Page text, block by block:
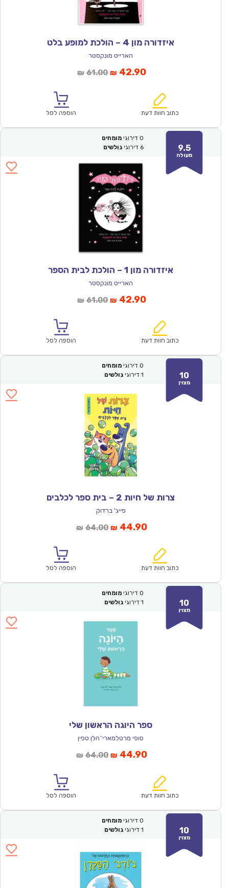
איזדורה מון 4 – הולכת למופע בלט
הארייט מונקסטר
₪ 61.00המחיר
₪61.00.
₪ 42.90המחיר
הוא:
כתוב חוות דעת הוספה לסל
9.5
מעולה
0 דירוגי מומחים
6 דירוגי גולשים
איזדורה מון 1 – הולכת לבית הספר
הארייט מונקסטר
₪ 61.00המחיר
₪61.00.
₪ 42.90המחיר
הוא:
כתוב חוות דעת הוספה לסל
10
מצוין
0 דירוגי מומחים
1 דירוגי גולשים
צרות של חיות 2 – בית ספר לכלבים
פייג' ברדוק
₪ 64.00המחיר
₪64.00.
₪ 44.90המחיר
הוא:
כתוב חוות דעת הוספה לסל
10
מצוין
0 דירוגי מומחים
1 דירוגי גולשים
ספר היוגה הראשון שלי
סופי מרטלמארי־הלן טפין
₪ 64.00המחיר
₪64.00.
₪ 44.90המחיר
הוא:
כתוב חוות דעת הוספה לסל
10
מצוין
0 דירוגי מומחים
1 דירוגי גולשים